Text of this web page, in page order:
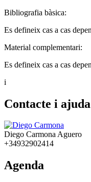
Bibliografia bàsica:
Es defineix cas a cas
Material complementari:
Es defineix cas a cas
i
Contacte i ajuda
Diego Carmona Aguero
+34932902414
Agenda